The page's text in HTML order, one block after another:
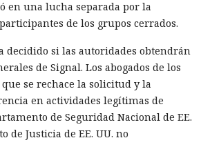
en una lucha separada por la
de los grupos cerrados.
decidido si las autoridades obtendrán
de Signal. Los abogados de los
se rechace la solicitud y la
en actividades legítimas de
de Seguridad Nacional de EE.
de Justicia de EE. UU. no